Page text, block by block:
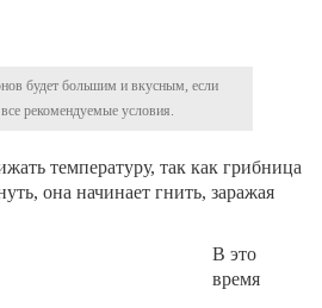
будет большим и вкусным, если
рекомендуемые условия.
температуру, так как грибница
она начинает гнить, заражая
В это
время